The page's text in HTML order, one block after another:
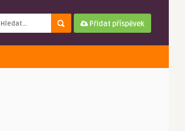
Přidat příspěvek